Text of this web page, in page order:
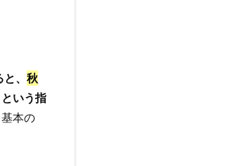
、 秋
いう指
本の